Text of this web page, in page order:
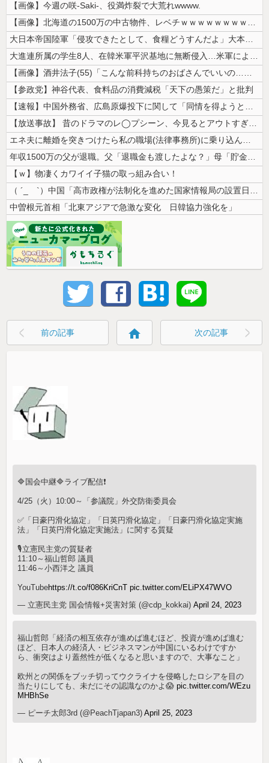
【画像】今週の咲-Saki-、役満炸裂で大荒れwwww.
【画像】北海道の1500万の中古物件、レベチｗｗｗｗｗｗｗｗｗｗｗｗｗ...
大日本帝国陸軍「侵攻できたとして、食糧どうすんだよ」大本営「現地調達」...
大進連所属の学生8人、在韓米軍平沢基地に無断侵入…米軍により身柄拘束！
【画像】酒井法子(55)「こんな前科持ちのおばさんでいいの…？」 【P...
【参政党】神谷代表、食料品の消費減税「天下の愚策だ」と批判
【速報】中国外務省、広島原爆投下に関して「同情を得ようと核被害者の立場...
【放送事故】 昔のドラマのレ◯プシーン、今見るとアウトすぎる・・・
エネ夫に離婚を突きつけたら私の職場(法律事務所)に乗り込んできた 堂々...
年収1500万の父が退職。父「退職金も渡したよな？」母「貯金なんてない...
【ｗ】物凄くカワイイ子猫の取っ組み合い！
（ ´_ゝ`）中国「高市政権が法制化を進めた国家情報局の設置日が7月3...
中曽根元首相「北東アジアで急激な変化 日韓協力強化を」
前の記事 home 次の記事
🔷国会中継🔷ライブ配信❗️
4/25（火）10:00～「参議院」外交防衛委員会
✅「日豪円滑化協定」「日英円滑化協定」「日豪円滑化協定実施
法」「日英円滑化協定実施法」に関する質疑
🎙立憲民主党の質疑者
11:10～福山哲郎 議員
11:46～小西洋之 議員
YouTubehttps://t.co/f086KriCnT pic.twitter.com/ELiPX47WVO
— 立憲民主党 国会情報+災害対策 (@cdp_kokkai)April 24, 2023
福山哲郎「経済の相互依存が進めば進むほど、投資が進めば進む
ほど、日本人の経済人・ビジネスマンが中国にいるわけですか
ら、衝突はより蓋然性が低くなると思いますので、大事なこと」
欧州との関係をブッチ切ってウクライナを侵略したロシアを目の
当たりにしても、未だにその認識なのかよ😱pic.twitter.com/WEzu
MHBhSe
— ピーチ太郎3rd (@PeachTjapan3)April 25, 2023